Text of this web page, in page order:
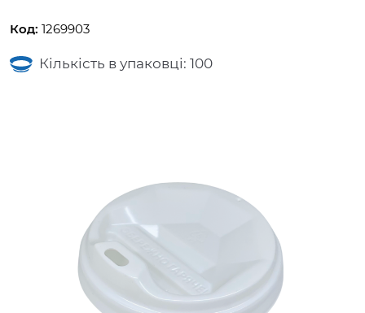
Код: 1269903
Кількість в упаковці: 100